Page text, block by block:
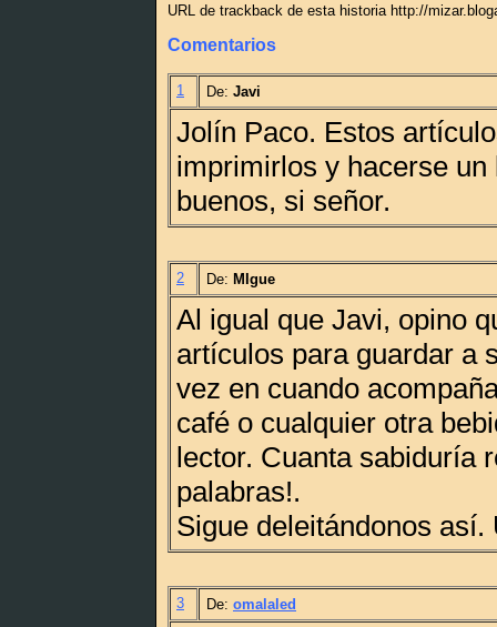
URL de trackback de esta historia http://
Comentarios
1 De: Javi
Jolín Paco. Estos
imprimirlos y hacerse un
buenos, si señor.
2 De: MIgue
Al igual que Javi, opino
artículos para guardar a
vez en cuando
café o cualquier otra
lector. Cuanta sabiduría
palabras!.
Sigue deleitándonos así.
3 De: omalaled